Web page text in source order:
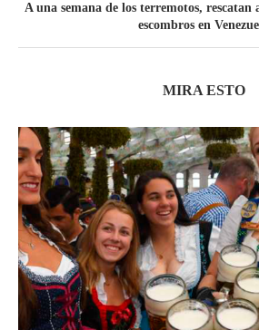
A una semana de los terremotos, rescatan
escombros en
MIRA ESTO